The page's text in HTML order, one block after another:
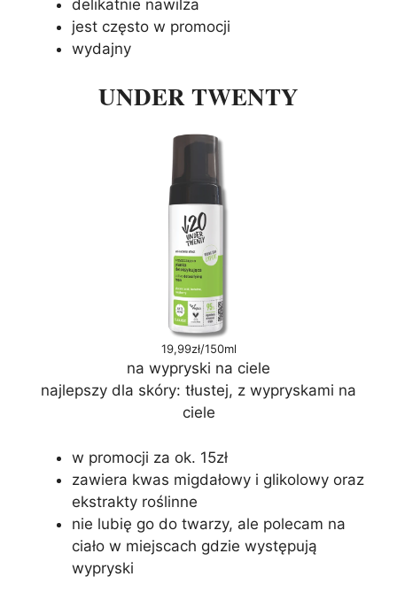
delikatnie nawilża
jest często w promocji
wydajny
UNDER TWENTY
19,99zł/150ml
na wypryski na ciele
najlepszy dla skóry: tłustej, z wypryskami na
ciele
w promocji za ok. 15zł
zawiera kwas migdałowy i glikolowy oraz
ekstrakty roślinne
nie lubię go do twarzy, ale polecam na
ciało w miejscach gdzie występują
wypryski